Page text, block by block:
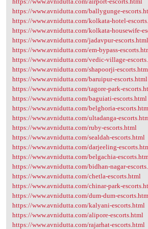
https://www.avnidutta.com/ballygunge-
https://www.avnidutta.com/kolkata-hotel-
https://www.avnidutta.com/kolkata-housewife-
https://www.avnidutta.com/jadavpur-escorts.html
https://www.avnidutta.com/em-bypass-
https://www.avnidutta.com/vedic-village-
https://www.avnidutta.com/shapoorji-
https://www.avnidutta.com/baruipur-escorts.html
https://www.avnidutta.com/tagore-park-
https://www.avnidutta.com/baguiati-escorts.html
https://www.avnidutta.com/belghoria-
https://www.avnidutta.com/ultadanga-
https://www.avnidutta.com/ruby-escorts.html
https://www.avnidutta.com/sealdah-escorts.html
https://www.avnidutta.com/darjeeling-
https://www.avnidutta.com/belgachia-
https://www.avnidutta.com/bidhan-nagar-
https://www.avnidutta.com/chetla-escorts.html
https://www.avnidutta.com/chinar-park-
https://www.avnidutta.com/dum-dum-
https://www.avnidutta.com/kalyani-escorts.html
https://www.avnidutta.com/alipore-escorts.html
https://www.avnidutta.com/rajarhat-escorts.html